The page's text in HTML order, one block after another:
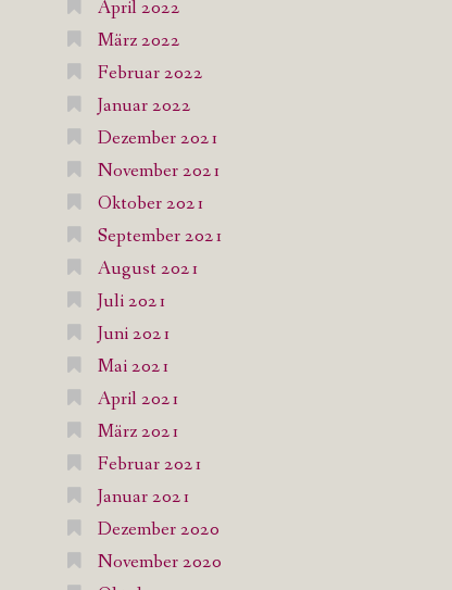
April 2022
März 2022
Februar 2022
Januar 2022
Dezember 2021
November 2021
Oktober 2021
September 2021
August 2021
Juli 2021
Juni 2021
Mai 2021
April 2021
März 2021
Februar 2021
Januar 2021
Dezember 2020
November 2020